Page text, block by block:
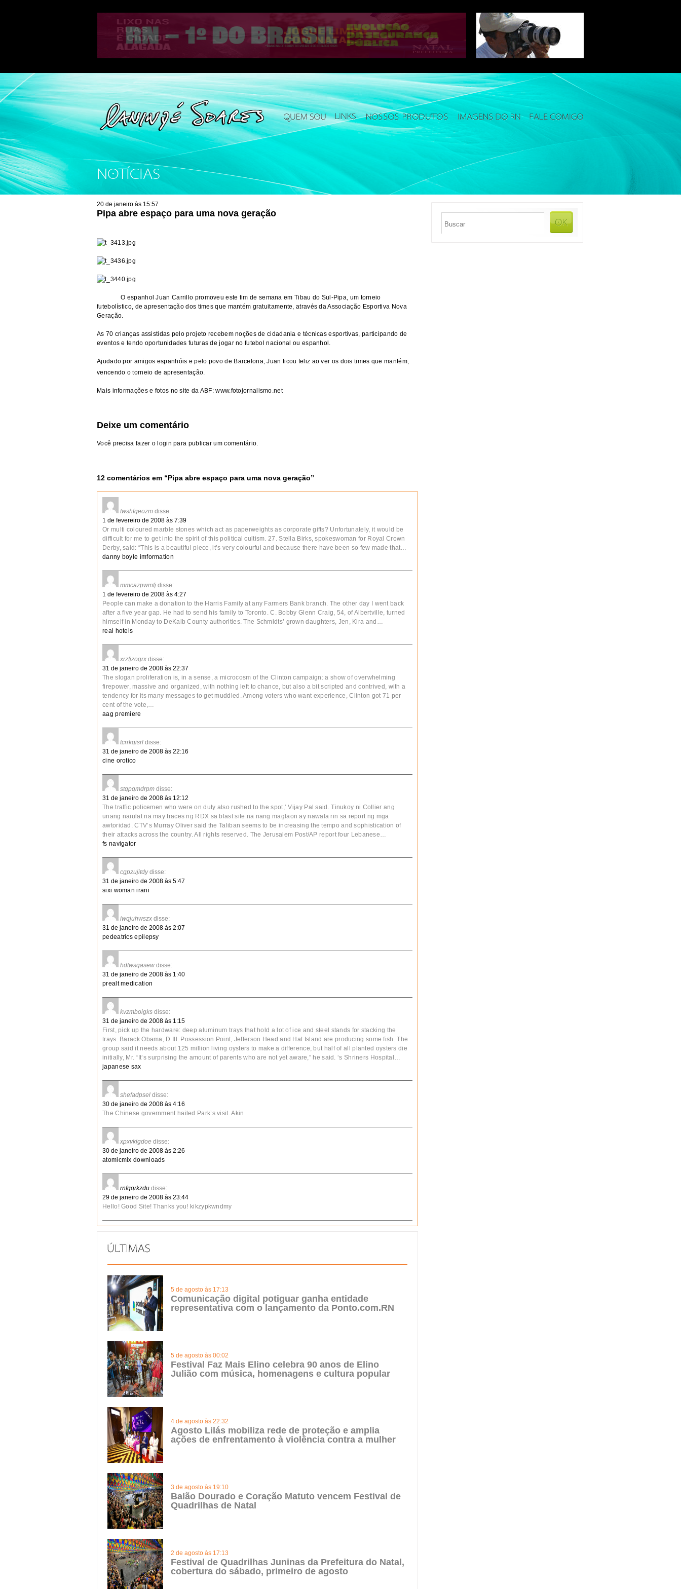
NOTÍCIAS
20 de janeiro às 15:57
Pipa abre espaço para uma nova geração
O espanhol Juan Carrillo promoveu este fim de semana em Tibau do Sul-Pipa, um torneio
futebolístico, de apresentação dos times que mantém gratuitamente, através da Associação Esportiva Nova
Geração.
As 70 crianças assistidas pelo projeto recebem noções de cidadania e técnicas esportivas, participando de
eventos e tendo oportunidades futuras de jogar no futebol nacional ou espanhol.
Ajudado por amigos espanhóis e pelo povo de Barcelona, Juan ficou feliz ao ver os dois times que mantém,
vencendo o torneio de apresentação.
Mais informações e fotos no site da ABF:www.fotojornalismo.net
Deixe um comentário
Você precisa fazer o login para publicar um comentário.
12 comentários em “Pipa abre espaço para uma nova geração”
twshfqeozm disse:
1 de fevereiro de 2008 às 7:39
Or multi coloured marble stones which act as paperweights as corporate gifts? Unfortunately, it would be
difficult for me to get into the spirit of this political cultism. 27. Stella Birks, spokeswoman for Royal Crown
Derby, said: “This is a beautiful piece, it’s very colourful and because there have been so few made that…
danny boyle imformation
mmcazpwmfj disse:
1 de fevereiro de 2008 às 4:27
People can make a donation to the Harris Family at any Farmers Bank branch. The other day I went back
after a five year gap. He had to send his family to Toronto. C. Bobby Glenn Craig, 54, of Albertville, turned
himself in Monday to DeKalb County authorities. The Schmidts’ grown daughters, Jen, Kira and…
real hotels
xrzfjzogrx disse:
31 de janeiro de 2008 às 22:37
The slogan proliferation is, in a sense, a microcosm of the Clinton campaign: a show of overwhelming
firepower, massive and organized, with nothing left to chance, but also a bit scripted and contrived, with a
tendency for its many messages to get muddled. Among voters who want experience, Clinton got 71 per
cent of the vote,…
aag premiere
tcrrkqisrl disse:
31 de janeiro de 2008 às 22:16
cine orotico
stqpqmdrpm disse:
31 de janeiro de 2008 às 12:12
The traffic policemen who were on duty also rushed to the spot,’ Vijay Pal said. Tinukoy ni Collier ang
unang naiulat na may traces ng RDX sa blast site na nang maglaon ay nawala rin sa report ng mga
awtoridad. CTV’s Murray Oliver said the Taliban seems to be increasing the tempo and sophistication of
their attacks across the country. All rights reserved. The Jerusalem Post/AP report four Lebanese…
fs navigator
cgpzujitdy disse:
31 de janeiro de 2008 às 5:47
sixi woman irani
iwqjuhwszx disse:
31 de janeiro de 2008 às 2:07
pedeatrics epilepsy
hdtwsqasew disse:
31 de janeiro de 2008 às 1:40
prealt medication
kvzmboigks disse:
31 de janeiro de 2008 às 1:15
First, pick up the hardware: deep aluminum trays that hold a lot of ice and steel stands for stacking the
trays. Barack Obama, D Ill. Possession Point, Jefferson Head and Hat Island are producing some fish. The
group said it needs about 125 million living oysters to make a difference, but half of all planted oysters die
initially, Mr. “It’s surprising the amount of parents who are not yet aware,” he said. ‘s Shriners Hospital…
japanese sax
shefadpsel disse:
30 de janeiro de 2008 às 4:16
The Chinese government hailed Park’s visit. Akin
xpxvkigdoe disse:
30 de janeiro de 2008 às 2:26
atomicmix downloads
rnfqqrkzdu disse:
29 de janeiro de 2008 às 23:44
Hello! Good Site! Thanks you! kikzypkwndmy
5 de agosto às 17:13
Comunicação digital potiguar ganha entidade
representativa com o lançamento da Ponto.com.RN
5 de agosto às 00:02
Festival Faz Mais Elino celebra 90 anos de Elino
Julião com música, homenagens e cultura popular
4 de agosto às 22:32
Agosto Lilás mobiliza rede de proteção e amplia
ações de enfrentamento à violência contra a mulher
3 de agosto às 19:10
Balão Dourado e Coração Matuto vencem Festival de
Quadrilhas de Natal
2 de agosto às 17:13
Festival de Quadrilhas Juninas da Prefeitura do Natal,
cobertura do sábado, primeiro de agosto